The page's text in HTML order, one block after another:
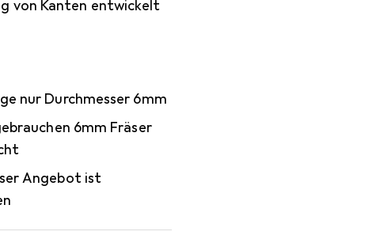
von Kanten entwickelt
nur Durchmesser 6mm
6mm Fräser
Angebot ist